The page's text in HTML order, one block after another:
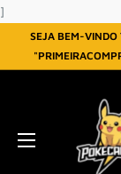
]
SEJA BEM-VINDO